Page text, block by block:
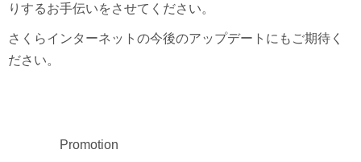
りするお手伝いをさせてください。
さくらインターネットの今後のアップデートにもご期待く
ださい。
Promotion